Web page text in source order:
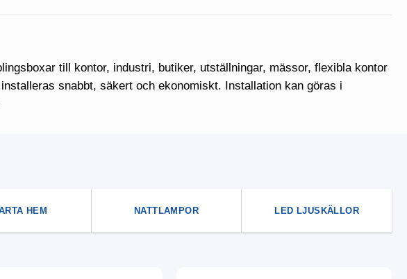
till kontor, industri, butiker, utställningar, mässor, flexibla kontor
snabbt, säkert och ekonomiskt. Installation kan göras i
HEM NATTLAMPOR LED LJUSKÄLLOR